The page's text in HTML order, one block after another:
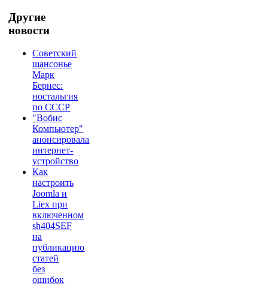
Другие
новости
Советский
шансонье
Марк
Бернес:
ностальгия
по СССР
"Вобис
Компьютер"
анонсировала
интернет-
устройство
Как
настроить
Joomla и
Liex при
включенном
sh404SEF
на
публикацию
статей
без
ошибок